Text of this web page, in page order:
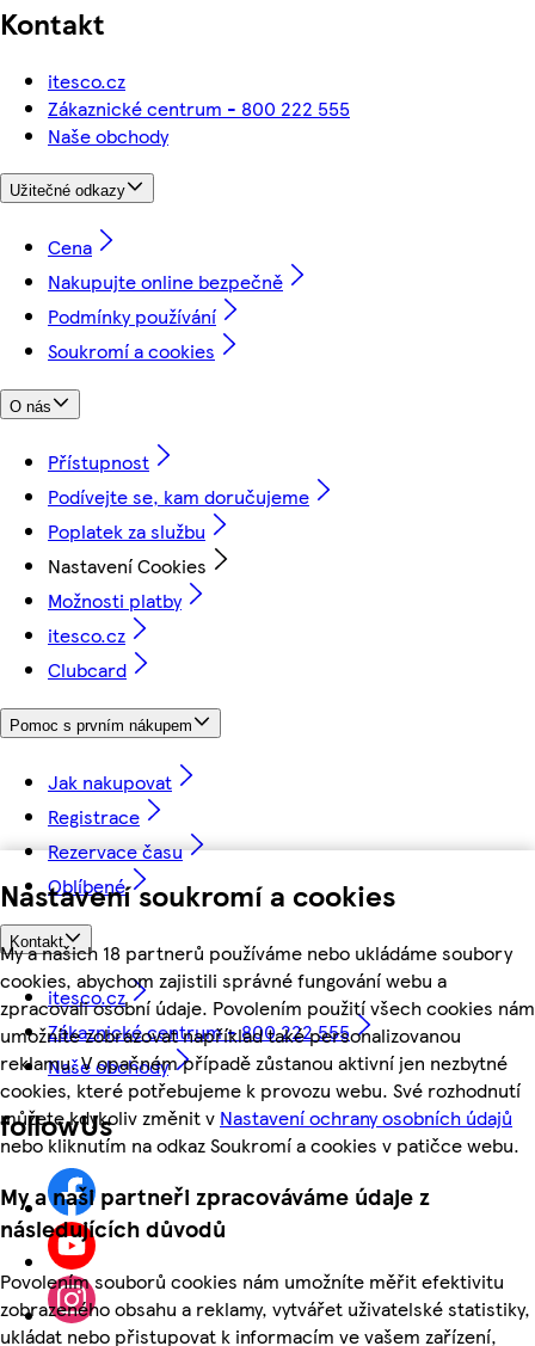
Nastavení soukromí a cookies
My a našich 18 partnerů používáme nebo ukládáme soubory
cookies, abychom zajistili správné fungování webu a
zpracovali osobní údaje. Povolením použití všech cookies nám
umožníte zobrazovat například také personalizovanou
reklamu. V opačném případě zůstanou aktivní jen nezbytné
cookies, které potřebujeme k provozu webu. Své rozhodnutí
můžete kdykoliv změnit v Nastavení ochrany osobních údajů
nebo kliknutím na odkaz Soukromí a cookies v patičce webu.
My a naši partneři zpracováváme údaje z
následujících důvodů
Povolením souborů cookies nám umožníte měřit efektivitu
zobrazeného obsahu a reklamy, vytvářet uživatelské statistiky,
ukládat nebo přistupovat k informacím ve vašem zařízení,
Kontakt
itesco.cz
Zákaznické centrum - 800 222 555
Naše obchody
Užitečné odkazy
Cena
Nakupujte online bezpečně
Podmínky používání
Soukromí a cookies
O nás
Přístupnost
Podívejte se, kam doručujeme
Poplatek za službu
Nastavení Cookies
Možnosti platby
itesco.cz
Clubcard
Pomoc s prvním nákupem
Jak nakupovat
Registrace
Rezervace času
Oblíbené
Kontakt
itesco.cz
Zákaznické centrum - 800 222 555
Naše obchody
followUs